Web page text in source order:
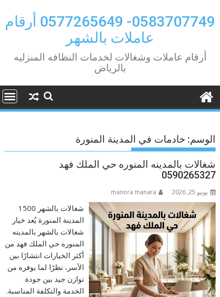
to
content
0583707749- 0577265649 أرقام
عاملات بالشهر
أرقام عاملات وشغالات لخدمات النظافه المنزليه
بالرياض
الوسم: خادمات في المدينة المنورة
شغالات بالمدينه المنوره حي الملك فهد
0590265327
يونيو 25, 2026 manora manara
شغالات بالشهر 1500
المدينة المنورة يُعد خيار
شغالات بالشهر بالمدينه
المنوره حي الملك فهد من
أكثر الخيارات انتشارًا بين
الأسر، نظرًا لما يوفره من
توازن جيد بين جودة
الخدمة والتكلفة المناسبة.